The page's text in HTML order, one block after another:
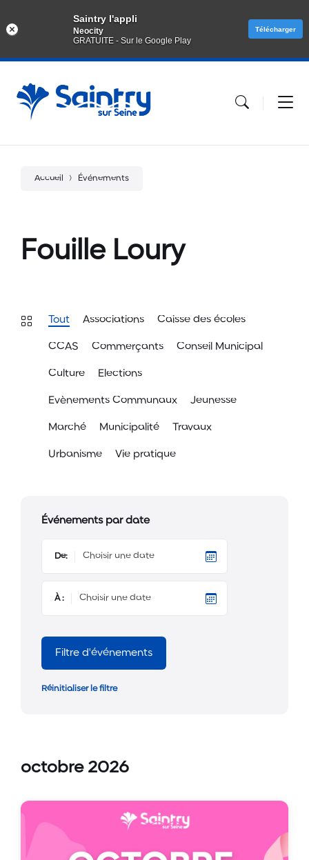
Aller
contenu
Passer
navigation
principale
Atteindre
Accueil Événements
Fouille Loury
Tout Associations Caisse des écoles
CCAS Commerçants Conseil Municipal
Culture Elections
Evènements Communaux Jeunesse
Marché Municipalité Travaux
Urbanisme Vie pratique
Événements par date
De:
À :
Filtre d'événements
Réinitialiser le filtre
octobre 2026
Saintry l'appli
Neocity
GRATUITE - Sur le Google Play
Télécharger